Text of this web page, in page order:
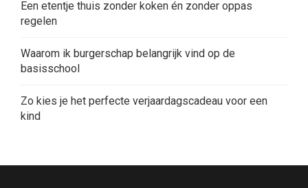
Een etentje thuis zonder koken én zonder oppas
regelen
Waarom ik burgerschap belangrijk vind op de
basisschool
Zo kies je het perfecte verjaardagscadeau voor een
kind